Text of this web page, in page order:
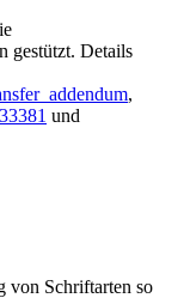
gestützt. Details
,
und
von Schriftarten so